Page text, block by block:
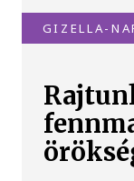
GIZELLA-